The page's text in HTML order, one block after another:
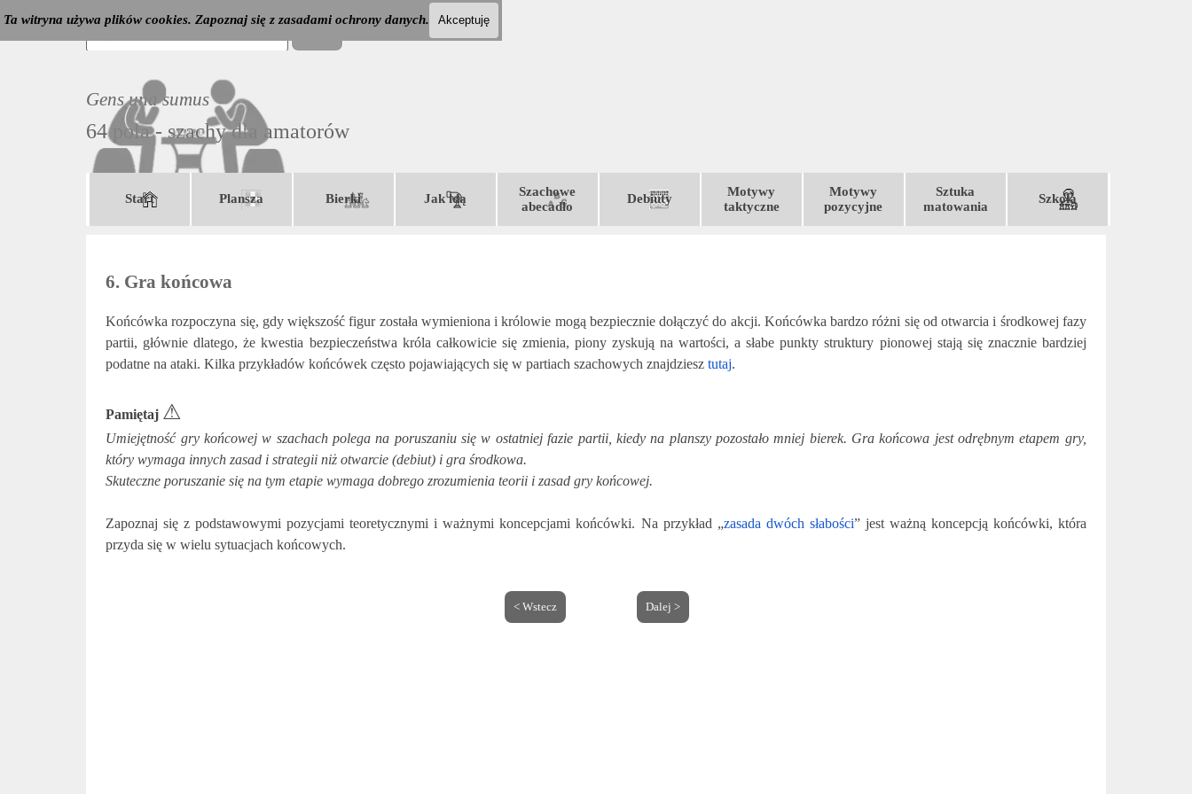
Ta witryna używa plików cookies. Zapoznaj się z zasadami ochrony danych. Akceptuję
Start Plansza ▼
Bierki ▼
Jak idą ▼
Szachowe
abecadło
▼
Debiuty ▼
Motywy
taktyczne
▼
Motywy
pozycyjne
▼
Sztuka
matowania
▼
Szkoła
Gens una sumus
64 pola - szachy dla amatorów
6. Gra końcowa
Końcówka rozpoczyna się, gdy większość figur została wymieniona i królowie mogą bezpiecznie dołączyć do akcji. Końcówka bardzo różni się od otwarcia i środkowej fazy
partii, głównie dlatego, że kwestia bezpieczeństwa króla całkowicie się zmienia, piony zyskują na wartości, a słabe punkty struktury pionowej stają się znacznie bardziej
podatne na ataki. Kilka przykładów końcówek często pojawiających się w partiach szachowych znajdziesz tutaj.
Pamiętaj ⚠
Umiejętność gry końcowej w szachach polega na poruszaniu się w ostatniej fazie partii, kiedy na planszy pozostało mniej bierek. Gra końcowa jest odrębnym etapem gry,
który wymaga innych zasad i strategii niż otwarcie (debiut) i gra środkowa.
Skuteczne poruszanie się na tym etapie wymaga dobrego zrozumienia teorii i zasad gry końcowej.
Zapoznaj się z podstawowymi pozycjami teoretycznymi i ważnymi koncepcjami końcówki. Na przykład „zasada dwóch słabości” jest ważną koncepcją końcówki, która
przyda się w wielu sytuacjach końcowych.
Dalej >
< Wstecz